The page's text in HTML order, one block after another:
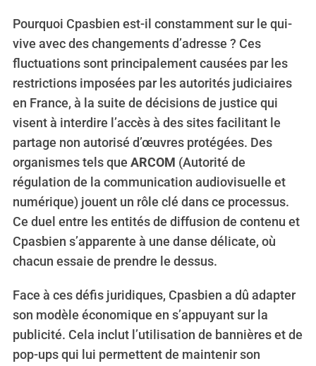
Pourquoi Cpasbien est-il constamment sur le qui-
vive avec des changements d’adresse ? Ces
fluctuations sont principalement causées par les
restrictions imposées par les autorités judiciaires
en France, à la suite de décisions de justice qui
visent à interdire l’accès à des sites facilitant le
partage non autorisé d’œuvres protégées. Des
organismes tels que ARCOM (Autorité de
régulation de la communication audiovisuelle et
numérique) jouent un rôle clé dans ce processus.
Ce duel entre les entités de diffusion de contenu et
Cpasbien s’apparente à une danse délicate, où
chacun essaie de prendre le dessus.
Face à ces défis juridiques, Cpasbien a dû adapter
son modèle économique en s’appuyant sur la
publicité. Cela inclut l’utilisation de bannières et de
pop-ups qui lui permettent de maintenir son